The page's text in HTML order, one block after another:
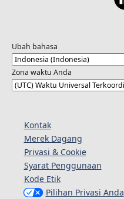
Ubah bahasa
Zona waktu Anda
Kontak
Merek Dagang
Privasi & Cookie
Syarat Penggunaan
Kode Etik
Pilihan Privasi Anda